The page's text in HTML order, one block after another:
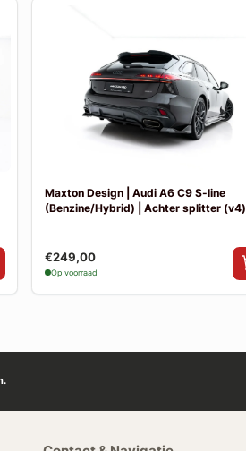
Maxton Design | Audi A6 C9 S-line
(Benzine/Hybrid) | Achter splitter (v4)
€249,00
Op voorraad